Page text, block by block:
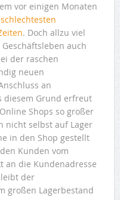
vor einigen Monaten
. Doch allzu viel
auch
der raschen
neuen
an
diesem Grund erfreut
Shops so großer
nicht selbst auf Lager
in den Shop gestellt
Kunden vom
an die Kundenadresse
der
großen Lagerbestand